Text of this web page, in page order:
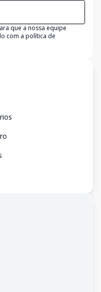
que a nossa equipe
com a política de
s